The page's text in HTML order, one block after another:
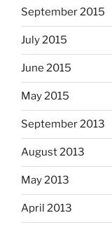
September 2015
July 2015
June 2015
May 2015
September 2013
August 2013
May 2013
April 2013